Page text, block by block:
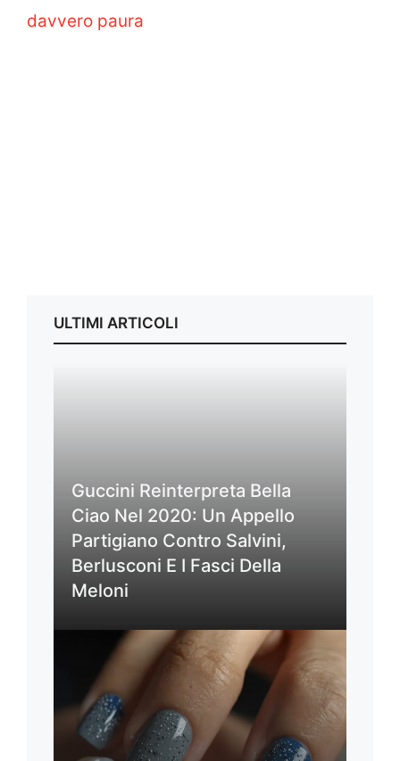
davvero paura
ULTIMI ARTICOLI
Guccini Reinterpreta Bella
Ciao Nel 2020: Un Appello
Partigiano Contro Salvini,
Berlusconi E I Fasci Della
Meloni